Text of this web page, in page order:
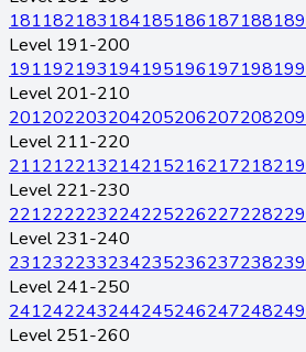
181182183184185186187188189
Level 191-200
191192193194195196197198199
Level 201-210
201202203204205206207208209
Level 211-220
211212213214215216217218219
Level 221-230
221222223224225226227228229
Level 231-240
231232233234235236237238239
Level 241-250
241242243244245246247248249
Level 251-260